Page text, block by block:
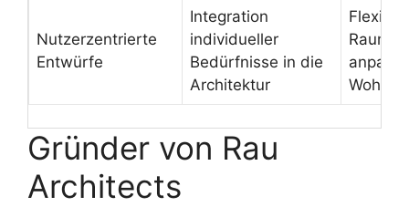
Nutzerzentrierte
Entwürfe
Integration
individueller
Bedürfnisse in die
Architektur
Flexible
Gründer von Rau
Architects